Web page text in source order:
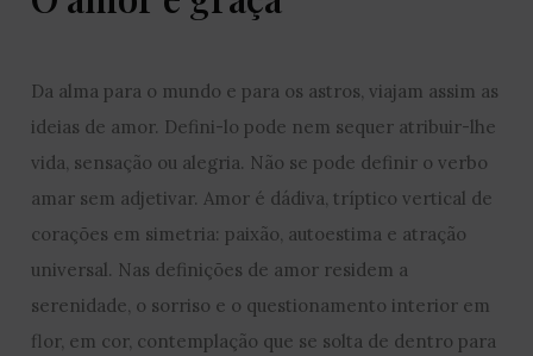
Da alma para o mundo e para os astros, viajam assim as
ideias de amor. Defini-lo pode nem sequer atribuir-lhe
vida, sensação ou alegria. Não se pode definir o verbo
amar sem adjetivar. Amor é dádiva, tríptico vertical de
corações em simetria: paixão, autoestima e atração
universal. Nas definições de amor residem a
serenidade, o sorriso e o questionamento interior em
flor, em cor, contemplação que se solta de dentro para